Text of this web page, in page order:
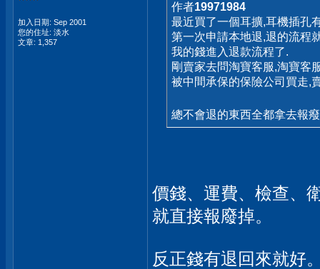
加入日期: Sep 2001
您的住址: 淡水
文章: 1,357
作者19971984
最近買了一個耳擴,耳機插孔
第一次申請本地退,退的流程
我的錢進入退款流程了.
剛賣家去問淘寶客服,淘寶客
被中間承保的保險公司買走,
總不會退的東西全都拿去報
價錢、運費、檢查、
就直接報廢掉。
反正錢有退回來就好